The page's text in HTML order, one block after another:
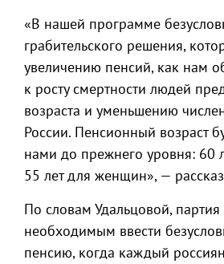
«В нашей программе
грабительского решения,
увеличению пенсий, как нам
к росту смертности людей
возраста и уменьшению
России. Пенсионный возраст
нами до прежнего уровня: 60
55 лет для женщин», —
По словам Удальцовой, партия
необходимым ввести
пенсию, когда каждый